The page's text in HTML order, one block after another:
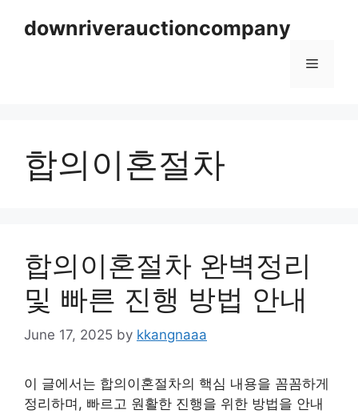
downriverauctioncompany
Menu
합의이혼절차
합의이혼절차 완벽정리
및 빠른 진행 방법 안내
June 17, 2025 by kkangnaaa
이 글에서는 합의이혼절차의 핵심 내용을 꼼꼼하게
정리하며, 빠르고 원활한 진행을 위한 방법을 안내